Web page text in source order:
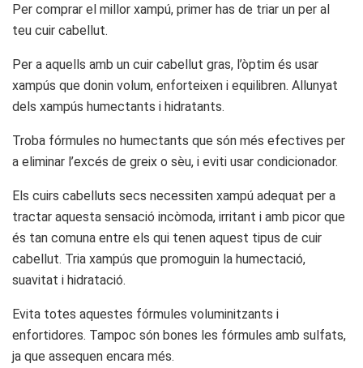
Per comprar el millor xampú, primer has de triar un per al
teu cuir cabellut.
Per a aquells amb un cuir cabellut gras, l’òptim és usar
xampús que donin volum, enforteixen i equilibren. Allunyat
dels xampús humectants i hidratants.
Troba fórmules no humectants que són més efectives per
a eliminar l’excés de greix o sèu, i eviti usar condicionador.
Els cuirs cabelluts secs necessiten xampú adequat per a
tractar aquesta sensació incòmoda, irritant i amb picor que
és tan comuna entre els qui tenen aquest tipus de cuir
cabellut. Tria xampús que promoguin la humectació,
suavitat i hidratació.
Evita totes aquestes fórmules voluminitzants i
enfortidores. Tampoc són bones les fórmules amb sulfats,
ja que assequen encara més.